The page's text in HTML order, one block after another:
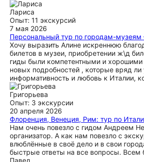
Лариса
Опыт: 11 экскурсий
7 мая 2026
Персональный тур по городам-
Хочу выразить Алине искреннюю
билетов в музеи, приобретении ж\д
гиды были компетентными и хорошими
новых подробностей , которые вряд
информативность и любовь к Италии,
Григорьева
Опыт: 3 экскурсии
20 апреля 2026
Флоренция, Венеция, Рим: тур по
Нам очень повезло с гидом Андреем
организатор. А как нам повезло с
влюблённые в своё дело и в свои
быстрые ответы на все вопросы. Всем
Павел